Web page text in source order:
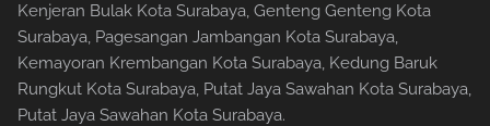
Kenjeran Bulak Kota Surabaya, Genteng Genteng Kota
Surabaya, Pagesangan Jambangan Kota Surabaya,
Kemayoran Krembangan Kota Surabaya, Kedung Baruk
Rungkut Kota Surabaya, Putat Jaya Sawahan Kota Surabaya,
Putat Jaya Sawahan Kota Surabaya.